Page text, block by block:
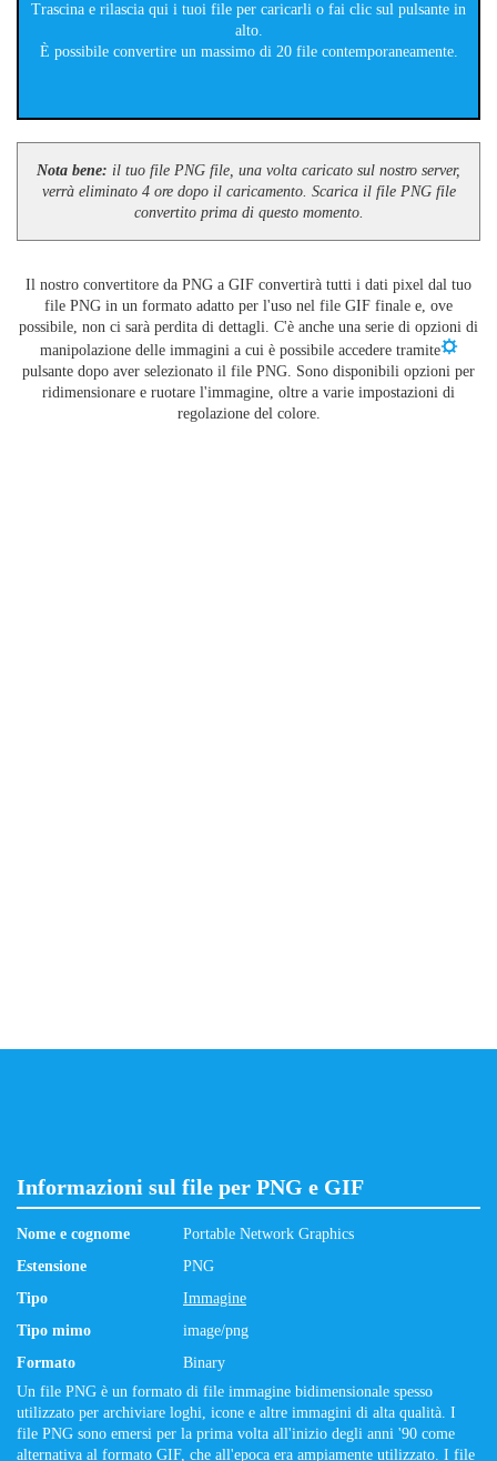
Trascina e rilascia qui i tuoi file per caricarli o fai clic sul pulsante in
alto.
È possibile convertire un massimo di 20 file contemporaneamente.
Nota bene: il tuo file PNG file, una volta caricato sul nostro server,
verrà eliminato 4 ore dopo il caricamento. Scarica il file PNG file
convertito prima di questo momento.
Il nostro convertitore da PNG a GIF convertirà tutti i dati pixel dal tuo
file PNG in un formato adatto per l'uso nel file GIF finale e, ove
possibile, non ci sarà perdita di dettagli. C'è anche una serie di opzioni di
manipolazione delle immagini a cui è possibile accedere tramite
pulsante dopo aver selezionato il file PNG. Sono disponibili opzioni per
ridimensionare e ruotare l'immagine, oltre a varie impostazioni di
regolazione del colore.
Informazioni sul file per PNG e GIF
Nome e cognome
Portable Network Graphics
Estensione
PNG
Tipo
Immagine
Tipo mimo
image/png
Formato
Binary
Un file PNG è un formato di file immagine bidimensionale spesso
utilizzato per archiviare loghi, icone e altre immagini di alta qualità. I
file PNG sono emersi per la prima volta all'inizio degli anni '90 come
alternativa al formato GIF, che all'epoca era ampiamente utilizzato. I file